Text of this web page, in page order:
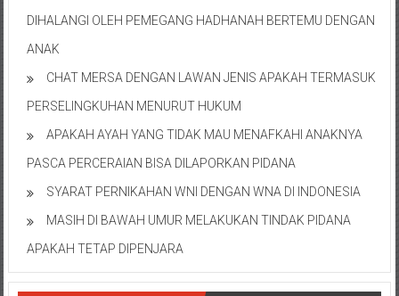
DIHALANGI OLEH PEMEGANG HADHANAH BERTEMU DENGAN
ANAK
CHAT MERSA DENGAN LAWAN JENIS APAKAH TERMASUK
PERSELINGKUHAN MENURUT HUKUM
APAKAH AYAH YANG TIDAK MAU MENAFKAHI ANAKNYA
PASCA PERCERAIAN BISA DILAPORKAN PIDANA
SYARAT PERNIKAHAN WNI DENGAN WNA DI INDONESIA
MASIH DI BAWAH UMUR MELAKUKAN TINDAK PIDANA
APAKAH TETAP DIPENJARA